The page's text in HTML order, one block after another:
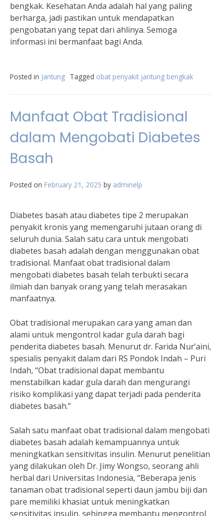
bengkak. Kesehatan Anda adalah hal yang paling
berharga, jadi pastikan untuk mendapatkan
pengobatan yang tepat dari ahlinya. Semoga
informasi ini bermanfaat bagi Anda.
Posted in Jantung Tagged obat penyakit jantung bengkak
Manfaat Obat Tradisional
dalam Mengobati Diabetes
Basah
Posted on February 21, 2025 by adminelp
Diabetes basah atau diabetes tipe 2 merupakan
penyakit kronis yang memengaruhi jutaan orang di
seluruh dunia. Salah satu cara untuk mengobati
diabetes basah adalah dengan menggunakan obat
tradisional. Manfaat obat tradisional dalam
mengobati diabetes basah telah terbukti secara
ilmiah dan banyak orang yang telah merasakan
manfaatnya.
Obat tradisional merupakan cara yang aman dan
alami untuk mengontrol kadar gula darah bagi
penderita diabetes basah. Menurut dr. Farida Nur’aini,
spesialis penyakit dalam dari RS Pondok Indah – Puri
Indah, “Obat tradisional dapat membantu
menstabilkan kadar gula darah dan mengurangi
risiko komplikasi yang dapat terjadi pada penderita
diabetes basah.”
Salah satu manfaat obat tradisional dalam mengobati
diabetes basah adalah kemampuannya untuk
meningkatkan sensitivitas insulin. Menurut penelitian
yang dilakukan oleh Dr. Jimy Wongso, seorang ahli
herbal dari Universitas Indonesia, “Beberapa jenis
tanaman obat tradisional seperti daun jambu biji dan
pare memiliki khasiat untuk meningkatkan
sensitivitas insulin, sehingga membantu mengontrol